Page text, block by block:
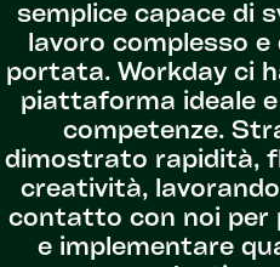
semplice capace di
lavoro complesso e
portata. Workday ci
piattaforma ideale
competenze.
dimostrato rapidità,
creatività,
contatto con noi per
e implementare